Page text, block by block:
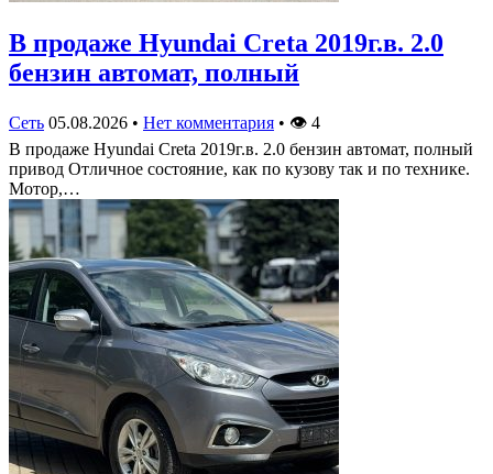
В продаже Hyundai Creta 2019г.в. 2.0
бензин автомат, полный
Сеть 05.08.2026 • Нет комментария • 👁 4
В продаже Hyundai Creta 2019г.в. 2.0 бензин автомат, полный
привод Отличное состояние, как по кузову так и по технике.
Мотор,…